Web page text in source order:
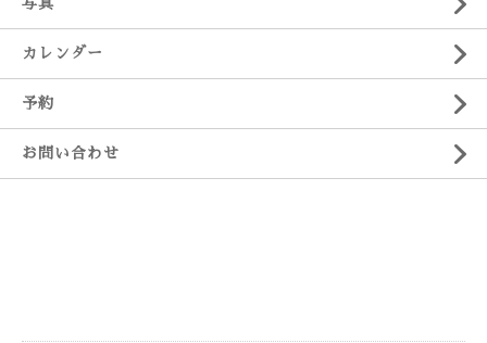
写真
カレンダー
予約
お問い合わせ